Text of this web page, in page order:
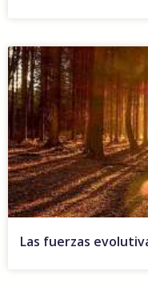
Las fuerzas